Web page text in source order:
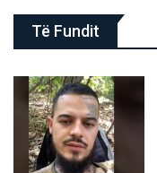
Të Fundit